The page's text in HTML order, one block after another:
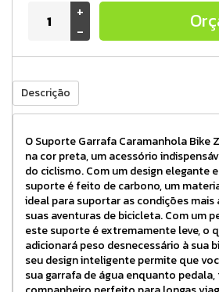
+
-
Descrição
O Suporte Garrafa Caramanhola Bike
na cor preta, um acessório
do ciclismo. Com um design elegante
suporte é feito de carbono, um
ideal para suportar as condições
suas aventuras de bicicleta. Com um
este suporte é extremamente leve, o
adicionará peso desnecessário à sua
seu design inteligente permite que
sua garrafa de água enquanto